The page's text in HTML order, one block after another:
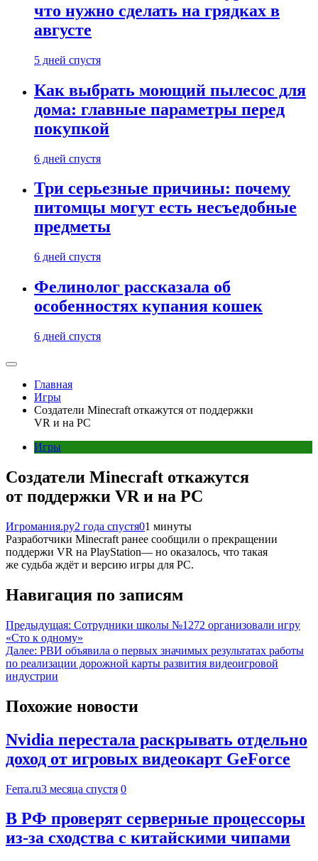
что нужно сделать на грядках в
августе
5 дней спустя
Как выбрать моющий пылесос для
дома: главные параметры перед
покупкой
6 дней спустя
Три серьезные причины: почему
питомцы могут есть несъедобные
предметы
6 дней спустя
Фелинолог рассказала об
особенностях купания кошек
6 дней спустя
Главная
Игры
Создатели Minecraft откажутся от поддержки
VR и на PC
Игры
Создатели Minecraft откажутся
от поддержки VR и на PC
Игромания.ру2 года спустя01 минуты
Разработчики Minecraft ранее сообщили о прекращении
поддержи VR на PlayStation— но оказалось, что такая
же судьба ждёт и версию игры для PC.
Навигация по записям
Предыдущая: Сотрудники школы №1272 организовали игру
«Сто к одному»
Далее: РВИ объявила о первых значимых результатах работы
по реализации дорожной карты развития видеоигровой
индустрии
Похожие новости
Nvidia перестала раскрывать отдельно
доход от игровых видеокарт GeForce
Ferra.ru3 месяца спустя 0
В РФ проверят серверные процессоры
из-за сходства с китайскими чипами